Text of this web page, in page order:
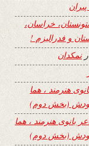
خراسان،
و فدرالیزم !
نمکدان
هنرمند ، هما
(بخش دوم)
بانوی هنرمند ، هما
(بخش دوم)